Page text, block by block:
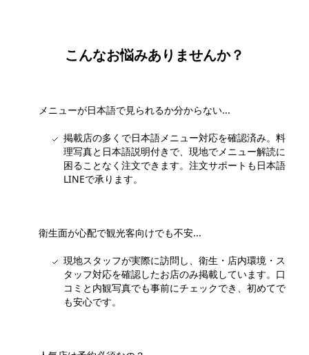
こんなお悩みありませんか？
メニューが日本語で見られるか分からない...
掲載店の多くで日本語メニュー対応を確認済み。料
理写真と日本語説明付きで、現地でメニュー解読に
困ることなく注文できます。注文サポートも日本語
LINEで承ります。
衛生面が心配で観光客向けでも不安...
現地スタッフが実際に訪問し、衛生・店内環境・ス
タッフ対応を確認したお店のみ掲載しています。口
コミと内観写真でも事前にチェックでき、初めてで
も安心です。